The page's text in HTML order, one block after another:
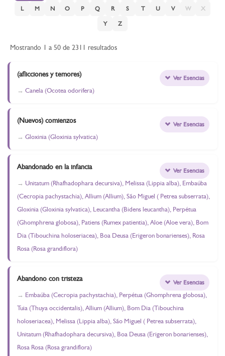
L M N O P Q R S T U V W X
Y Z
Mostrando 1 a 50 de 2311 resultados
(aflicciones y temores)
Canela (Ocotea odorifera)
Ver Esencias
(Nuevos) comienzos
Gloxinia (Gloxinia sylvatica)
Ver Esencias
Abandonado en la infancia
Unitatum (Rhafhadophara decursiva), Melissa (Lippia alba), Embaúba
(Cecropia pachystachia), Allium (Allium), São Miguel ( Petrea subserrata),
Gloxinia (Gloxinia sylvatica), Leucantha (Bidens leucantha), Perpétua
(Ghomphrena globosa), Patiens (Rumex patientia), Aloe (Aloe vera), Bom
Dia (Tibouchina holoseriacea), Boa Deusa (Erigeron bonarienses), Rosa
Rosa (Rosa grandiflora)
Ver Esencias
Abandono con tristeza
Embaúba (Cecropia pachystachia), Perpétua (Ghomphrena globosa),
Tuia (Thuya occidentalis), Allium (Allium), Bom Dia (Tibouchina
holoseriacea), Melissa (Lippia alba), São Miguel ( Petrea subserrata),
Unitatum (Rhafhadophara decursiva), Boa Deusa (Erigeron bonarienses),
Rosa Rosa (Rosa grandiflora)
Ver Esencias